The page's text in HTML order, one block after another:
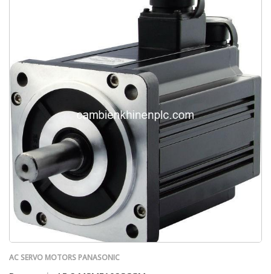
AC SERVO MOTORS PANASONIC